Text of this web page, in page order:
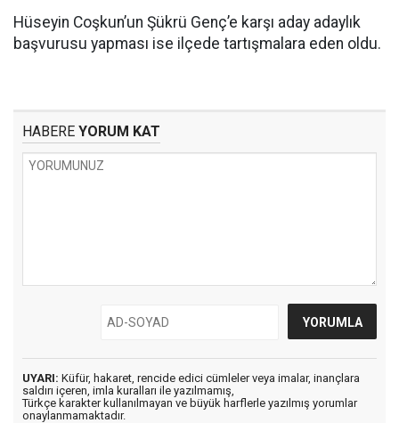
Hüseyin Coşkun’un Şükrü Genç’e karşı aday adaylık
başvurusu yapması ise ilçede tartışmalara eden oldu.
HABERE YORUM KAT
UYARI: Küfür, hakaret, rencide edici cümleler veya imalar, inançlara
saldırı içeren, imla kuralları ile yazılmamış,
Türkçe karakter kullanılmayan ve büyük harflerle yazılmış yorumlar
onaylanmamaktadır.